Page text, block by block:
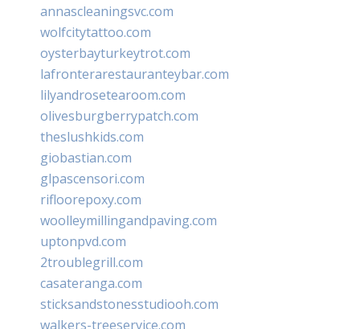
annascleaningsvc.com
wolfcitytattoo.com
oysterbayturkeytrot.com
lafronterarestauranteybar.com
lilyandrosetearoom.com
olivesburgberrypatch.com
theslushkids.com
giobastian.com
glpascensori.com
rifloorepoxy.com
woolleymillingandpaving.com
uptonpvd.com
2troublegrill.com
casateranga.com
sticksandstonesstudiooh.com
walkers-treeservice.com